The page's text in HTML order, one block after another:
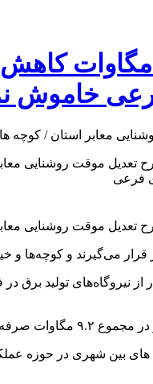
معاون بهره برداری و
فرعی خاموش
تعدیل موقت روشنایی
فرعی
تعدیل موقت روشنایی
قرار می‌گیرند و کوچه‌ها
نیروگاه‌های تولید برق
های بین شهری در حوزه